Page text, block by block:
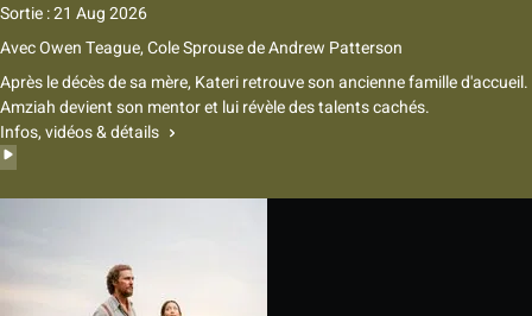
Sortie : 21 Aug 2026
AvecOwen Teague,Cole SprousedeAndrew Patterson
Après le décès de sa mère, Kateri retrouve son ancienne famille d'accueil.
Amziah devient son mentor et lui révèle des talents cachés.
Infos, vidéos & détails